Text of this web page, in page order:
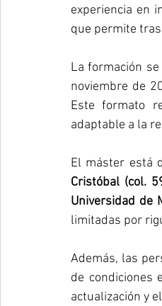
experiencia en
que permite
La formación
noviembre de
Este formato
adaptable a la
El máster está
Cristóbal (col.
Universidad de
limitadas por
Además, las
de condiciones
actualización y